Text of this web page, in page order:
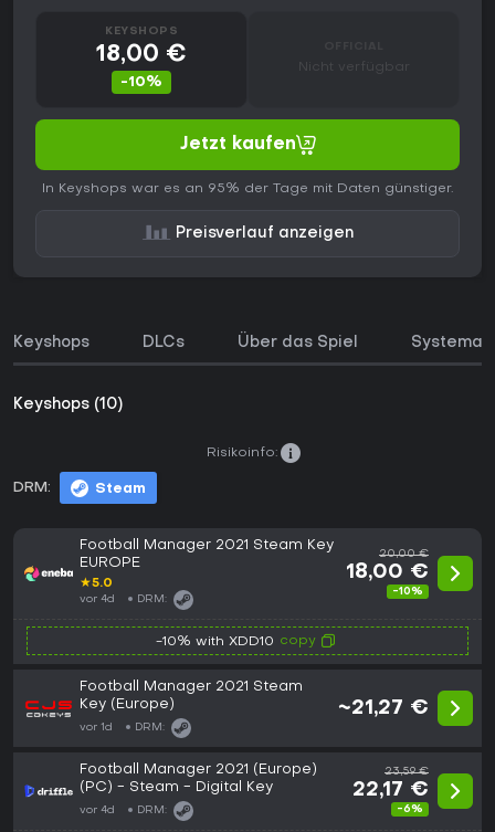
KEYSHOPS
18,00 €
-10%
Nicht verfügbar
Jetzt kaufen
In Keyshops war es an 95% der Tage mit Daten günstiger.
Preisverlauf anzeigen
Keyshops DLCs Über das Spiel
Keyshops (10)
DRM: Steam
Risikoinfo:
Football Manager 2021 Steam Key
EUROPE
★5.0
vor 4d DRM:
20,00 €
18,00 €
-10%
-10% with XDD10 copy
Football Manager 2021 Steam
Key (Europe)
vor 1d DRM:
~21,27 €
Football Manager 2021 (Europe)
(PC) - Steam - Digital Key
vor 4d DRM:
23,59 €
22,17 €
-6%